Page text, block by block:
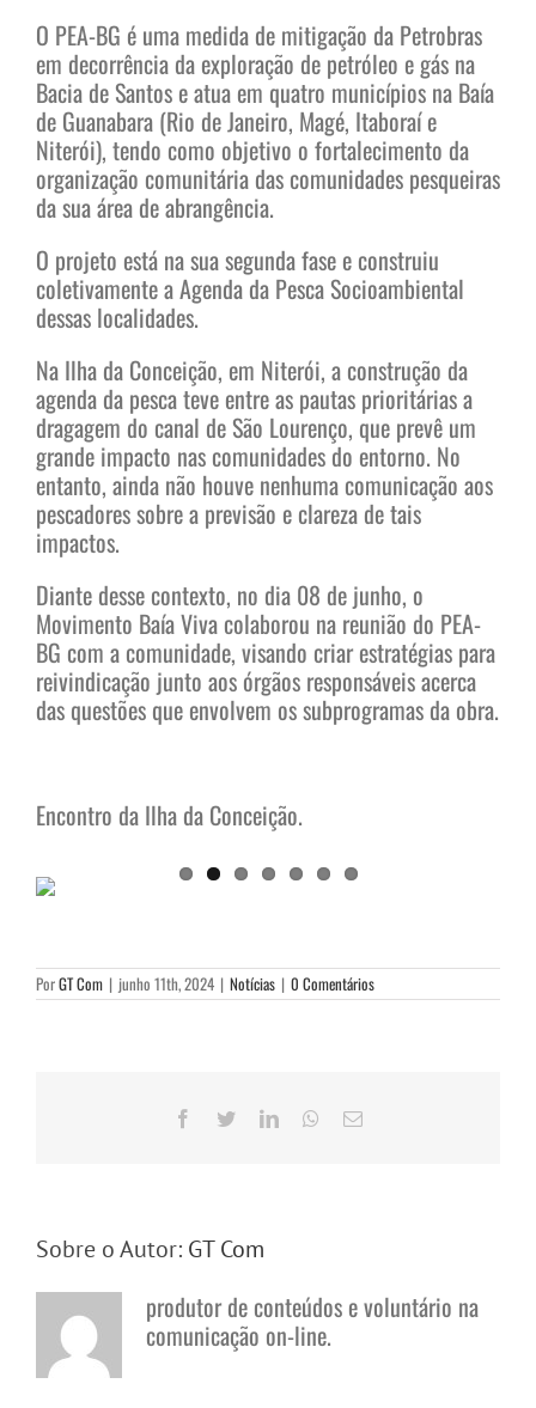
O PEA-BG é uma medida de mitigação da Petrobras
em decorrência da exploração de petróleo e gás na
Bacia de Santos e atua em quatro municípios na Baía
de Guanabara (Rio de Janeiro, Magé, Itaboraí e
Niterói), tendo como objetivo o fortalecimento da
organização comunitária das comunidades pesqueiras
da sua área de abrangência.
O projeto está na sua segunda fase e construiu
coletivamente a Agenda da Pesca Socioambiental
dessas localidades.
Na Ilha da Conceição, em Niterói, a construção da
agenda da pesca teve entre as pautas prioritárias a
dragagem do canal de São Lourenço, que prevê um
grande impacto nas comunidades do entorno. No
entanto, ainda não houve nenhuma comunicação aos
pescadores sobre a previsão e clareza de tais
impactos.
Diante desse contexto, no dia 08 de junho, o
Movimento Baía Viva colaborou na reunião do PEA-
BG com a comunidade, visando criar estratégias para
reivindicação junto aos órgãos responsáveis acerca
das questões que envolvem os subprogramas da obra.
Encontro da Ilha da Conceição.
PorGT Com | junho 11th, 2024 | Notícias | 0 Comentários
Facebook
TwitterLinkedInWhatsApp
E-
Sobre o Autor: GT Com
produtor de conteúdos e voluntário na
comunicação on-line.